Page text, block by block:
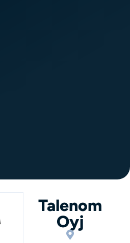
Talenom
Oyj